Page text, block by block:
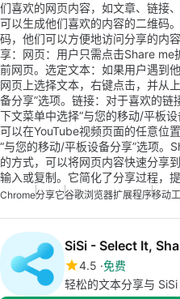
们喜欢的网页内容，如文章、链接
可以生成他们喜欢的内容的二维码
码，他们可以方便地访问分享的内
享：网页：用户只需点击Share me
前网页。选定文本：如果用户遇到
网页上选择文本，右键点击，并从
备分享”选项。链接：对于喜欢的
下文菜单中选择“与您的移动/平板
可以在YouTube视频页面的任意位
“与您的移动/平板设备分享”选项。
的方式，可以将网页内容快速分享
输入或复制。它简化了分享过程，
Chrome分享它谷歌浏览器扩展程序移动
SiSi - Select It,
4.5 免费
轻松的文本分享与